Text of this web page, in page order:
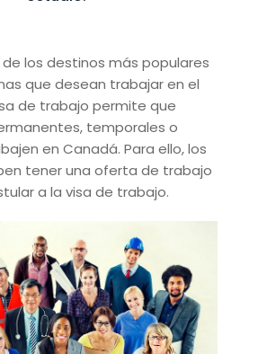
los destinos más populares
que desean trabajar en el
de trabajo permite que
temporales o
en Canadá. Para ello, los
tener una oferta de trabajo
a la visa de trabajo.